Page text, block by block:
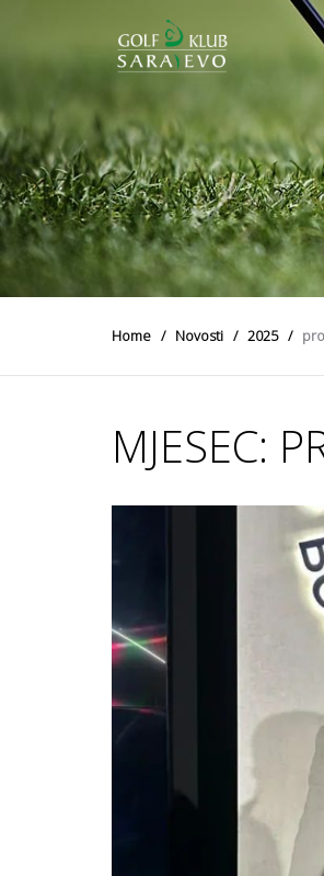
Home Novosti 2025
MJESEC: